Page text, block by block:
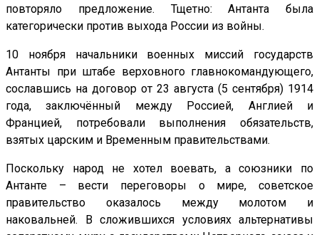
повторяло предложение. Тщетно: Антанта была
категорически против выхода России из войны.
10 ноября начальники военных миссий государств
Антанты при штабе верховного главнокомандующего,
сославшись на договор от 23 августа (5 сентября) 1914
года, заключённый между Россией, Англией и
Францией, потребовали выполнения обязательств,
взятых царским и Временным правительствами.
Поскольку народ не хотел воевать, а союзники по
Антанте – вести переговоры о мире, советское
правительство оказалось между молотом и
наковальней. В сложившихся условиях альтернативы